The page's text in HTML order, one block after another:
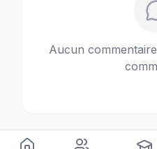
Aucun